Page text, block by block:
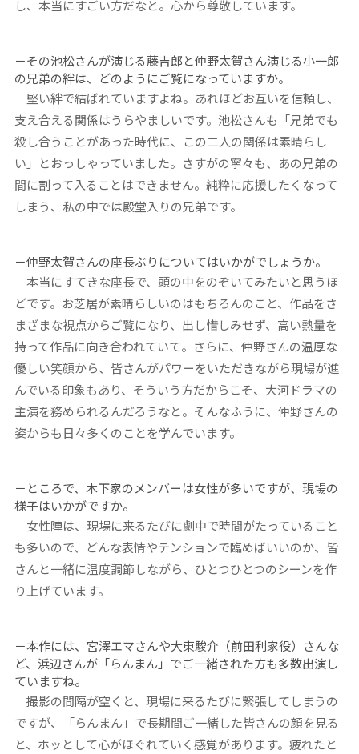
し、本当にすごい方だなと。心から尊敬しています。
－その池松さんが演じる藤吉郎と仲野太賀さん演じる小一郎
の兄弟の絆は、どのようにご覧になっていますか。
堅い絆で結ばれていますよね。あれほどお互いを信頼し、
支え合える関係はうらやましいです。池松さんも「兄弟でも
殺し合うことがあった時代に、この二人の関係は素晴らし
い」とおっしゃっていました。さすがの寧々も、あの兄弟の
間に割って入ることはできません。純粋に応援したくなって
しまう、私の中では殿堂入りの兄弟です。
－仲野太賀さんの座長ぶりについてはいかがでしょうか。
本当にすてきな座長で、頭の中をのぞいてみたいと思うほ
どです。お芝居が素晴らしいのはもちろんのこと、作品をさ
まざまな視点からご覧になり、出し惜しみせず、高い熱量を
持って作品に向き合われていて。さらに、仲野さんの温厚な
優しい笑顔から、皆さんがパワーをいただきながら現場が進
んでいる印象もあり、そういう方だからこそ、大河ドラマの
主演を務められるんだろうなと。そんなふうに、仲野さんの
姿からも日々多くのことを学んでいます。
－ところで、木下家のメンバーは女性が多いですが、現場の
様子はいかがですか。
女性陣は、現場に来るたびに劇中で時間がたっていること
も多いので、どんな表情やテンションで臨めばいいのか、皆
さんと一緒に温度調節しながら、ひとつひとつのシーンを作
り上げています。
－本作には、宮澤エマさんや大東駿介（前田利家役）さんな
ど、浜辺さんが「らんまん」でご一緒された方も多数出演し
ていますね。
撮影の間隔が空くと、現場に来るたびに緊張してしまうの
ですが、「らんまん」で長期間ご一緒した皆さんの顔を見る
と、ホッとして心がほぐれていく感覚があります。疲れたと